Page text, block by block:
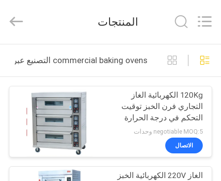
بيت
منتجات
أشرطة
فيديو
معلومات
equipments
limited.
Reserved.
المنتجات
commercial baking ovens التصنيع عبر الإنترنت
120Kg الكهربائية الغاز
التجاري فرن الخبز توقيت
التحكم في درجة الحرارة
600 * 400 مم
negotiable MOQ:5 وحدات
الاتصال
الغاز 220V الكهربائية الخبز